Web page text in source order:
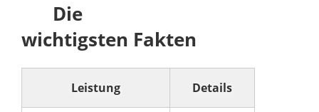
Die
wichtigsten Fakten
Leistung Details